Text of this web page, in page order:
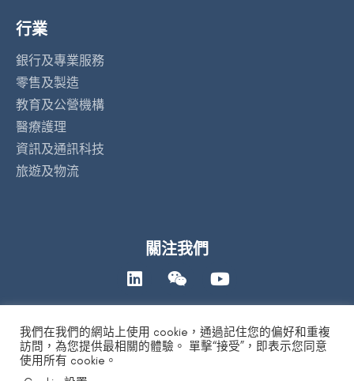
行業
銀行及專業服務
零售及製造
教育及公營機構
醫療護理
資訊及通訊科技
旅遊及物流
關注我們
聯絡我們
我們在我們的網站上使用 cookie，通過記住您的偏好和重複
訪問，為您提供最相關的體驗。 單擊“接受”，即表示您同意
使用所有 cookie。